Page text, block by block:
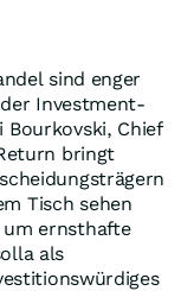
sind enger
Investment-
Chief
bringt
Tisch sehen
ernsthafte
als